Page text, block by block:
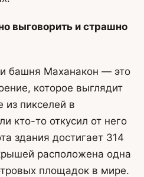
выговорить и страшно
башня Маханакон — это
которое выглядит
из пикселей в
кто-то откусил от него
здания достигает 314
расположена одна
площадок в мире.